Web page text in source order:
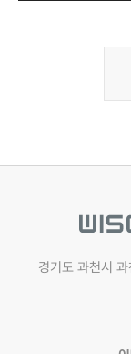
경기도 과천시